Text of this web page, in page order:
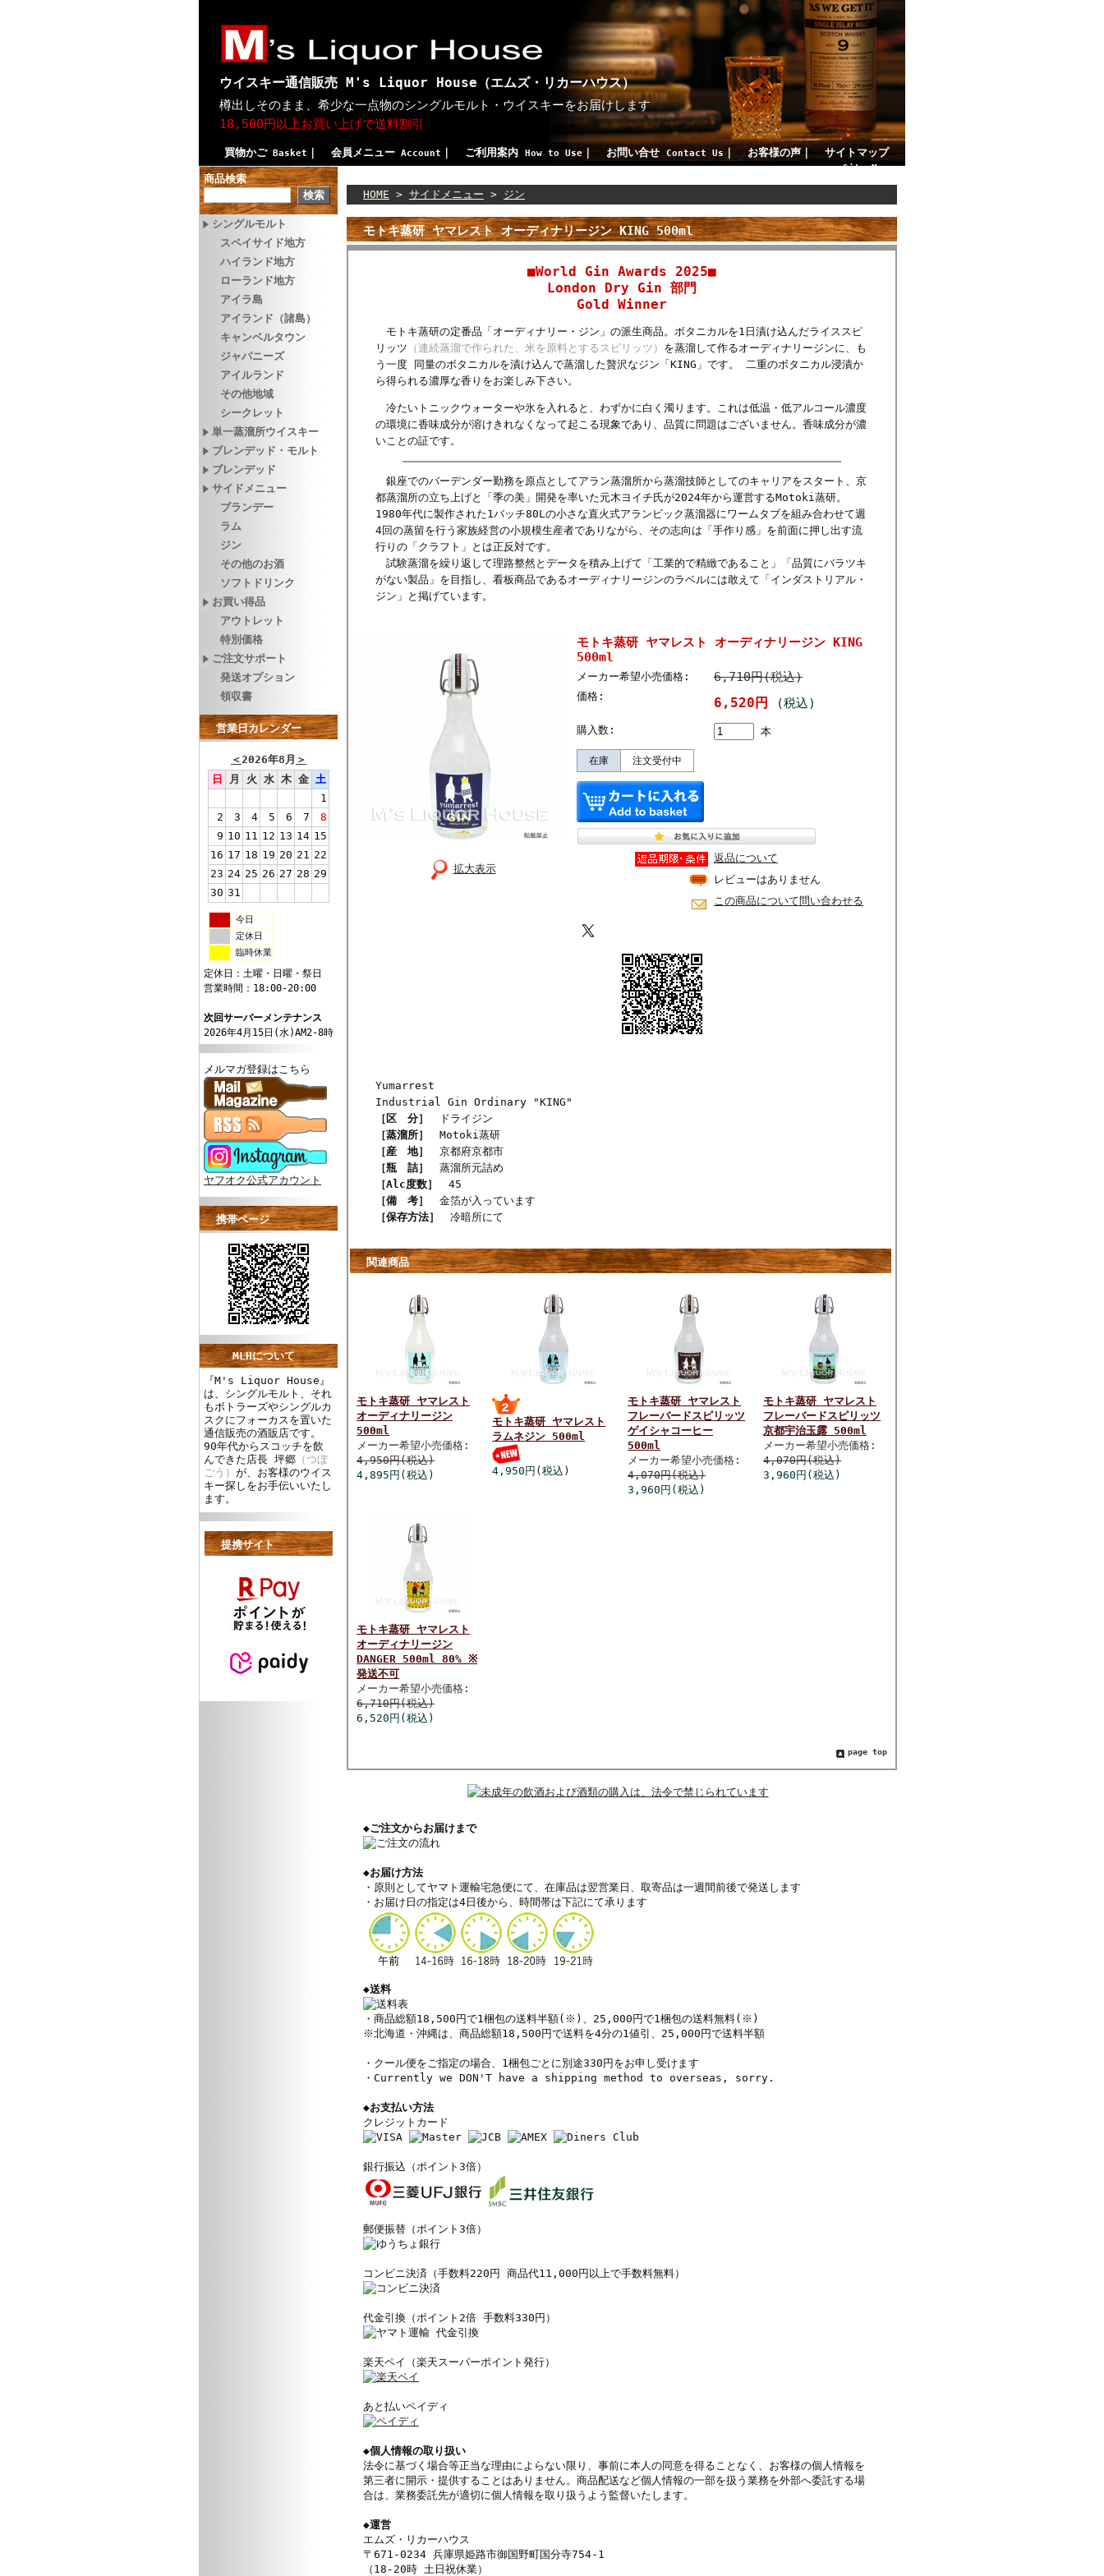
ウイスキー通信販売 M's Liquor House（エムズ・リカーハウス）
樽出しそのまま、希少な一点物のシングルモルト・ウイスキーをお届けします
18,500円以上お買い上げで送料割引
買物かごBasket 会員メニュー Account ご利用案内 How to Use お問い合せ Contact Us｜ お客様の声｜ サイトマップ
Site Map
商品検索
シングルモルト
スペイサイド地方
ハイランド地方
ローランド地方
アイラ島
アイランド（諸島）
キャンベルタウン
ジャパニーズ
アイルランド
その他地域
シークレット
単一蒸溜所ウイスキー
ブレンデッド・モルト
ブレンデッド
サイドメニュー
ブランデー
ラム
ジン
その他のお酒
ソフトドリンク
お買い得品
アウトレット
特別価格
ご注文サポート
発送オプション
領収書
営業日カレンダー
＜2026年8月 ＞
日
月 火 水 木 金 土
1
2
3 4 5 6 7
8
9 10 11 12 13 14 15
16 17 18 19 20 21 22
23 24 25 26 27 28 29
30 31
今日
定休日
臨時休業
定休日：土曜・日曜・祭日
営業時間：18:00-20:00
次回サーバーメンテナンス
2026年4月15日(水)AM2-8時
メルマガ登録はこちら
ヤフオク公式アカウント
携帯ページ
MLHについて
『M's Liquor House』
は、シングルモルト、それ
もボトラーズやシングルカ
スクにフォーカスを置いた
通信販売の酒販店です。
90年代からスコッチを飲
んできた店長 坪郷 （つぼ
ごう） が、お客様のウイス
キー探しをお手伝いいたし
ます。
提携サイト
HOME > サイドメニュー > ジン
モトキ蒸研 ヤマレスト オーディナリージン KING 500ml
■World Gin Awards 2025■
London Dry Gin 部門
Gold Winner
モトキ蒸研の定番品「オーディナリー・ジン」の派生商品。ボタニカルを1日漬け込んだライススピ
リッツ （連続蒸溜で作られた、米を原料とするスピリッツ） を蒸溜して作るオーディナリージンに、も
う一度 同量のボタニカルを漬け込んで蒸溜した贅沢なジン「KING」です。 二重のボタニカル浸漬か
ら得られる濃厚な香りをお楽しみ下さい。
冷たいトニックウォーターや氷を入れると、わずかに白く濁ります。これは低温・低アルコール濃度
の環境に香味成分が溶けきれなくなって起こる現象であり、品質に問題はございません。香味成分が濃
いことの証です。
銀座でのバーデンダー勤務を原点としてアラン蒸溜所から蒸溜技師としてのキャリアをスタート、京
都蒸溜所の立ち上げと「季の美」開発を率いた元木ヨイチ氏が2024年から運営するMotoki蒸研。
1980年代に製作された1バッチ80Lの小さな直火式アランビック蒸溜器にワームタブを組み合わせて週
4回の蒸留を行う家族経営の小規模生産者でありながら、その志向は「手作り感」を前面に押し出す流
行りの「クラフト」とは正反対です。
試験蒸溜を繰り返して理路整然とデータを積み上げて「工業的で精緻であること」「品質にバラツキ
がない製品」を目指し、看板商品であるオーディナリージンのラベルには敢えて「インダストリアル・
ジン」と掲げています。
拡大表示
モトキ蒸研 ヤマレスト オーディナリージン KING
500ml
メーカー希望小売価格: 6,710円(税込)
価格: 6,520円 (税込)
購入数: 本
在庫 注文受付中
返品について
レビューはありません
この商品について問い合わせる
Yumarrest
Industrial Gin Ordinary "KING"
［区 分］
ドライジン
［蒸溜所］Motoki蒸研
［産 地］京都府京都市
［瓶 詰］蒸溜所元詰め
［Alc度数］45
［備 考］金箔が入っています
［保存方法］冷暗所にて
関連商品
モトキ蒸研 ヤマレスト
オーディナリージン
500ml
メーカー希望小売価格:
4,950円(税込)
4,895円(税込)
モトキ蒸研 ヤマレスト
ラムネジン 500ml
4,950円(税込)
モトキ蒸研 ヤマレスト
フレーバードスピリッツ
ゲイシャコーヒー
500ml
メーカー希望小売価格:
4,070円(税込)
3,960円(税込)
モトキ蒸研 ヤマレスト
フレーバードスピリッツ
京都宇治玉露 500ml
メーカー希望小売価格:
4,070円(税込)
3,960円(税込)
モトキ蒸研 ヤマレスト
オーディナリージン
DANGER 500ml 80% ※
発送不可
メーカー希望小売価格:
6,710円(税込)
6,520円(税込)
page top
◆ご注文からお届けまで
◆お届け方法
・原則としてヤマト運輸宅急便にて、 在庫品は翌営業日、取寄品は一週間前後で発送します
・ お届け日の指定は4日後から、時間帯は下記にて承ります
◆送料
・商品総額18,500円で1梱包の送料半額( ※ )、25,000円で1梱包の送料無料( ※ )
※北海道・沖縄は、 商品総額18,500円で送料を4分の1値引、 25,000円で送料半額
・クール便をご指定の場合、1梱包ごとに別途330円をお申し受けます
・Currently we DON'T have a shipping method to overseas, sorry.
◆お支払い方法
クレジットカード
銀行振込（ポイント3倍）
郵便振替（ポイント3倍）
コンビニ決済（手数料220円 商品代11,000円以上で手数料無料）
代金引換（ポイント2倍 手数料330円）
楽天ペイ（楽天スーパーポイント発行）
あと払いペイディ
◆個人情報の取り扱い
法令に基づく場合等正当な理由によらない限り、事前に本人の同意を得ることなく、お客様の個人情報を
第三者に開示・提供することはありません。商品配送など個人情報の一部を扱う業務を外部へ委託する場
合は、業務委託先が適切に個人情報を取り扱うよう監督いたします。
◆運営
エムズ・リカーハウス
〒671-0234 兵庫県姫路市御国野町国分寺754-1
（18-20時 土日祝休業）